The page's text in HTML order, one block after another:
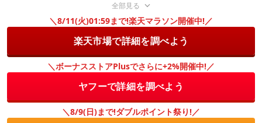
全部見る
＼8/11(火)01:59まで!楽天マラソン開催中!／
楽天市場で詳細を調べよう
＼ボーナスストアPlusでさらに+2%開催中!／
ヤフーで詳細を調べよう
＼8/9(日)まで!ダブルポイント祭り!／